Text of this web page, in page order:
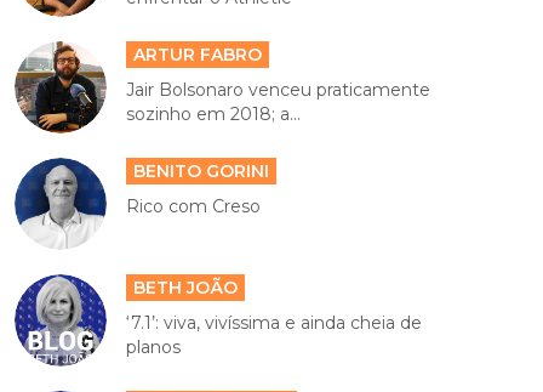
ARTUR FABRO
Jair Bolsonaro venceu praticamente
sozinho em 2018; a...
BENITO GORINI
Rico com Creso
BETH JOÃO
‘7.1’: viva, vivíssima e ainda cheia de
planos